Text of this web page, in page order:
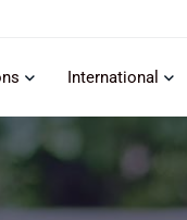
International